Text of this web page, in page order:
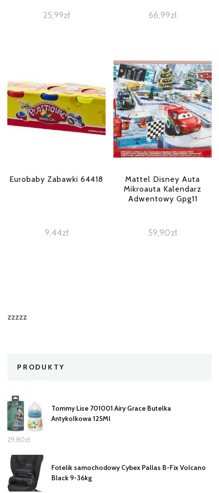
25,99zł 66,99zł
Eurobaby Zabawki 64418
9,44zł
Mattel Disney Auta
Mikroauta Kalendarz
Adwentowy Gpg11
59,90zł
zzzzz
PRODUKTY
Tommy Lise 701001 Airy Grace Butelka
Antykolkowa 125Ml
29,80zł
Fotelik samochodowy Cybex Pallas B-Fix Volcano
Black 9-36kg